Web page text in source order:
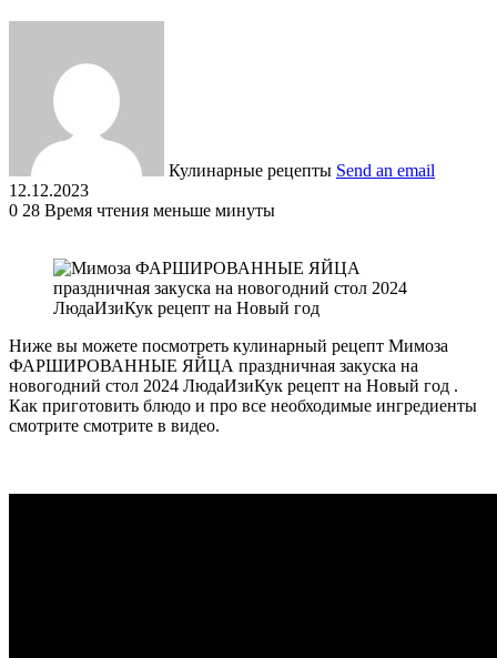
Кулинарные рецепты Send an email
12.12.2023
0 28 Время чтения меньше минуты
Ниже вы можете посмотреть кулинарный рецепт Мимоза
ФАРШИРОВАННЫЕ ЯЙЦА праздничная закуска на
новогодний стол 2024 ЛюдаИзиКук рецепт на Новый год .
Как приготовить блюдо и про все необходимые ингредиенты
смотрите смотрите в видео.